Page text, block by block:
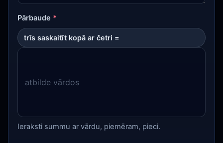
Pārbaude *
trīs saskaitīt kopā ar četri =
Ieraksti summu ar vārdu, piemēram, pieci.